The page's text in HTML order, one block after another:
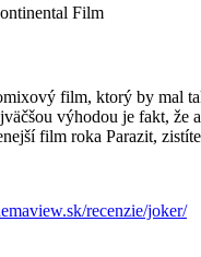
Film
film, ktorý by mal
výhodou je fakt,
film roka Parazit,
recenzie/joker/